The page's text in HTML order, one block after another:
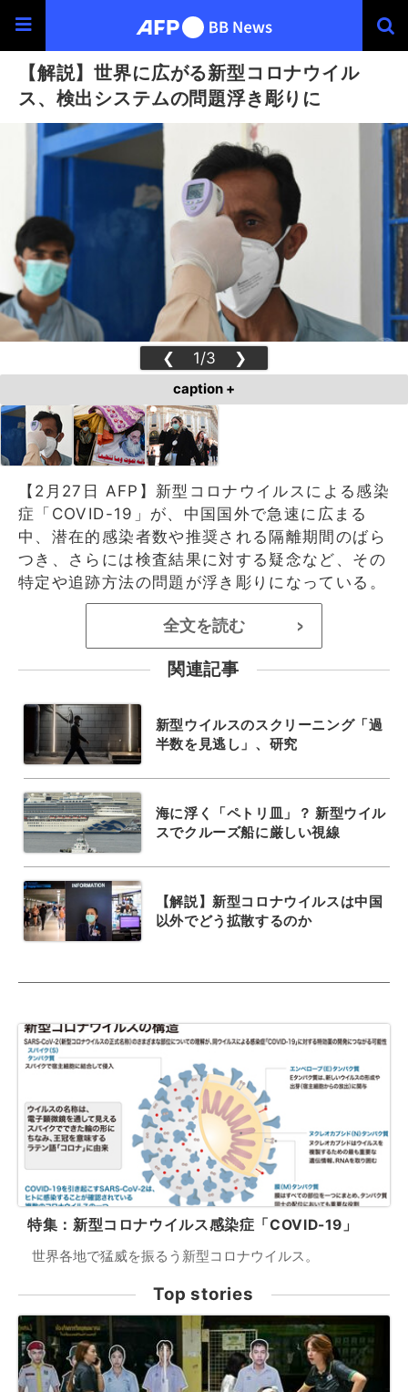
【解説】世界に広がる新型コロナウイル
ス、検出システムの問題浮き彫りに
❮ 1/3 ❯
caption +
【2月27日 AFP】新型コロナウイルスによる感染
症「COVID-19」が、中国国外で急速に広まる
中、潜在的感染者数や推奨される隔離期間のばら
つき、さらには検査結果に対する疑念など、その
特定や追跡方法の問題が浮き彫りになっている。
全文を読む >
関連記事
新型ウイルスのスクリーニング「過
半数を見逃し」、研究
海に浮く「ペトリ皿」？ 新型ウイル
スでクルーズ船に厳しい視線
【解説】新型コロナウイルスは中国
以外でどう拡散するのか
特集：新型コロナウイルス感染症「COVID-19」
世界各地で猛威を振るう新型コロナウイルス。
Top stories